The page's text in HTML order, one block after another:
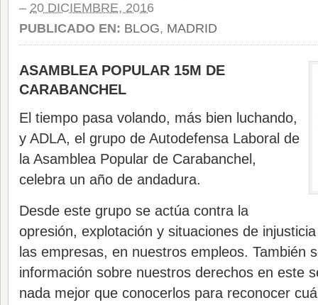
– 20 DICIEMBRE, 2016
PUBLICADO EN: BLOG, MADRID
ASAMBLEA POPULAR 15M DE
CARABANCHEL
El tiempo pasa volando, más bien luchando,
y ADLA, el grupo de Autodefensa Laboral de
la Asamblea Popular de Carabanchel,
celebra un año de andadura.
Desde este grupo se actúa contra la
opresión, explotación y situaciones de
las empresas, en nuestros empleos. También
información sobre nuestros derechos en este
nada mejor que conocerlos para reconocer